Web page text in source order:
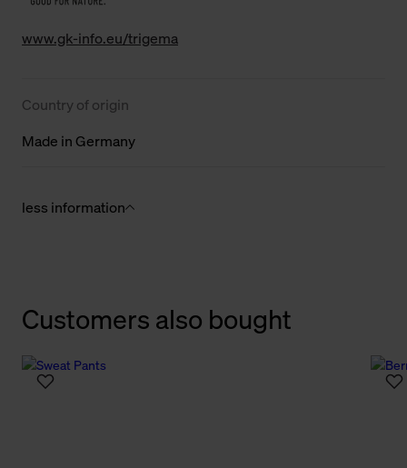
www.gk-info.eu/trigema
Country of origin
Made in Germany
less information
Customers also bought